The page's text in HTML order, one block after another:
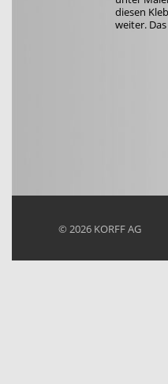
diesen
weiter.
© 2026 KORFF AG